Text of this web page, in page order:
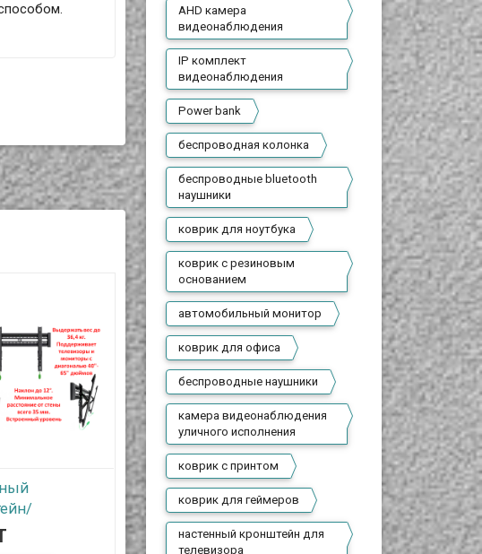
AHD камера
видеонаблюдения
IP комплект
видеонаблюдения
Power bank
беспроводная колонка
беспроводные bluetooth
наушники
коврик для ноутбука
коврик с резиновым
основанием
автомобильный монитор
коврик для офиса
беспроводные наушники
камера видеонаблюдения
уличного исполнения
коврик с принтом
коврик для геймеров
настенный кронштейн для
телевизора
для
Настенный
кронштейн/
крепление для
телевизоров/
5 800 T
Настенный
кронштейн/
крепление для
телевизоров/
6 800 T